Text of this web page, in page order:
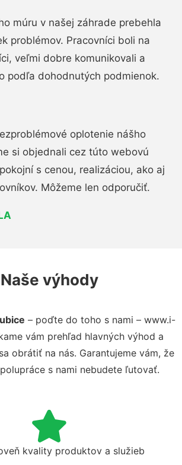
múru v našej záhrade prebehla
problémov. Pracovníci boli na
veľmi dobre komunikovali a
podľa dohodnutých podmienok.
oplotenie nášho
si objednali cez túto webovú
s cenou, realizáciou, ako aj
Môžeme len odporučiť.
Naše výhody
– poďte do toho s nami – www.i-
vám prehľad hlavných výhod a
obrátiť na nás. Garantujeme vám, že
s nami nebudete ľutovať.
kvality produktov a služieb